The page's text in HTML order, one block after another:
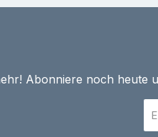
Abonniere noch